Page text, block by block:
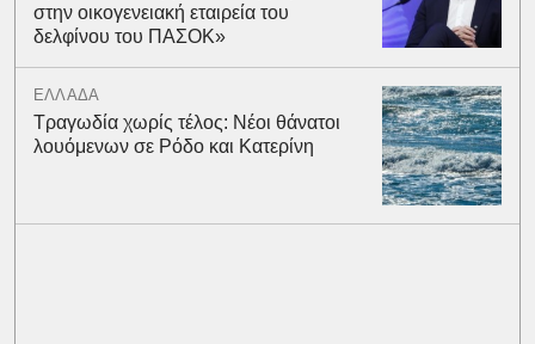
στην οικογενειακή εταιρεία του
δελφίνου του ΠΑΣΟΚ»
ΕΛΛΑΔΑ
Τραγωδία χωρίς τέλος: Νέοι θάνατοι
λουόμενων σε Ρόδο και Κατερίνη